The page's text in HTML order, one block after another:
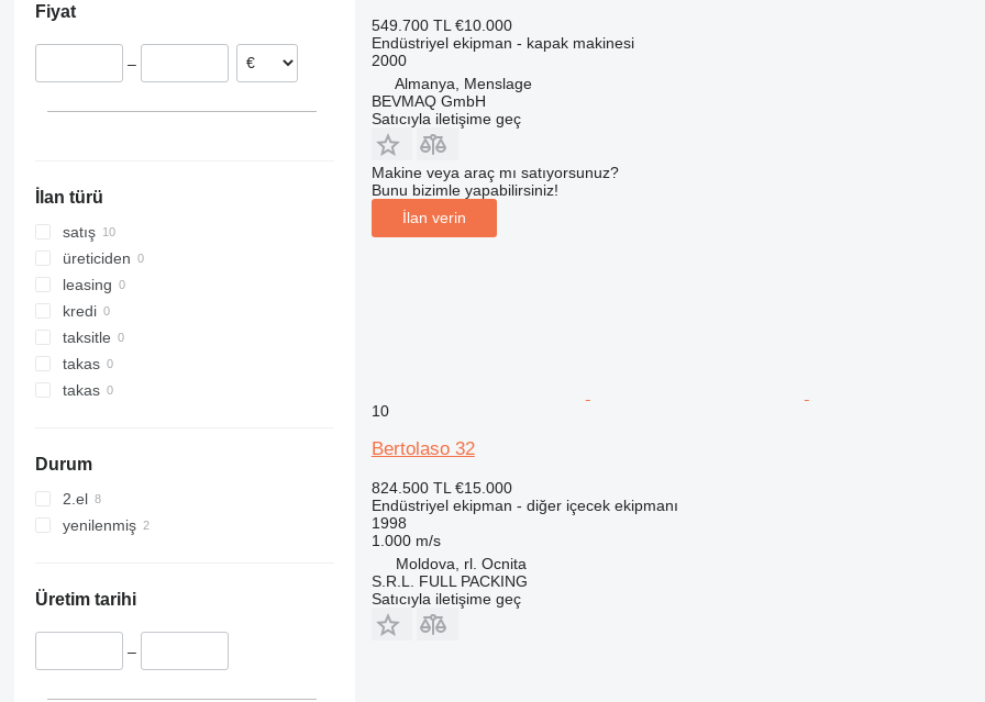
Fiyat
–
İlan türü
satış
üreticiden
leasing
kredi
taksitle
takas
takas
Durum
2.el
yenilenmiş
Üretim tarihi
–
549.700 TL €10.000
Endüstriyel ekipman - kapak makinesi
2000
Almanya, Menslage
BEVMAQ GmbH
Satıcıyla iletişime geç
Makine veya araç mı satıyorsunuz?
Bunu bizimle yapabilirsiniz!
İlan verin
10
Bertolaso 32
824.500 TL €15.000
Endüstriyel ekipman - diğer içecek ekipmanı
1998
1.000 m/s
Moldova, rl. Ocnita
S.R.L. FULL PACKING
Satıcıyla iletişime geç